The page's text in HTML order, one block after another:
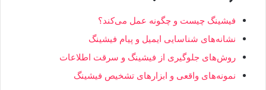
فیشینگ چیست و چگونه عمل می‌کند؟
نشانه‌های شناسایی ایمیل و پیام فیشینگ
روش‌های جلوگیری از فیشینگ و سرقت اطلاعات
نمونه‌های واقعی و ابزارهای تشخیص فیشینگ